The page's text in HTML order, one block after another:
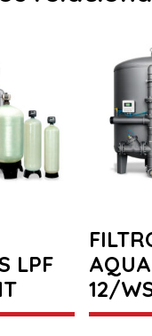
LPF
12/